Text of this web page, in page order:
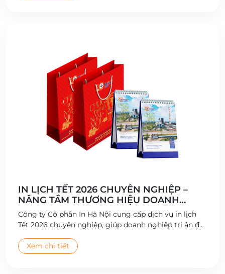
IN LỊCH TẾT 2026 CHUYÊN NGHIỆP –
NÂNG TẦM THƯƠNG HIỆU DOANH
NGHIỆP
Công ty Cổ phần In Hà Nội cung cấp dịch vụ in lịch
Tết 2026 chuyên nghiệp, giúp doanh nghiệp tri ân đối
Xem chi tiết